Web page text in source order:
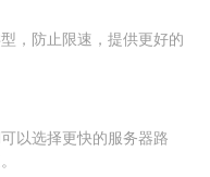
，防止限速，提供更好的
以选择更快的服务器路